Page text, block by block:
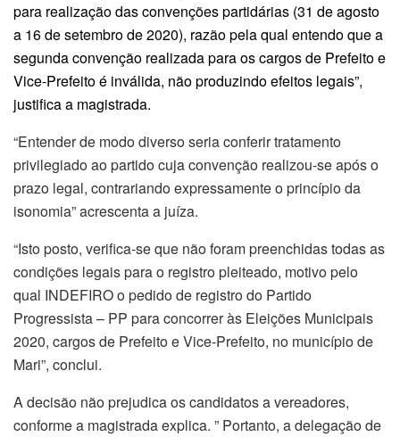
para realização das convenções partidárias (31 de agosto
a 16 de setembrode 2020), razão pela qual entendo quea
segunda convenção realizada para os cargos de Prefeito e
Vice-Prefeito é inválida, não produzindo efeitos legais”,
justifica a magistrada.
“Entender de modo diverso seria conferir tratamento
privilegiado ao partido cuja convenção realizou-se após o
prazo legal, contrariando expressamente o princípio da
isonomia” acrescenta a juíza.
“Isto posto, verifica-se que não foram preenchidas todas as
condições legais para o registro pleiteado, motivo pelo
qual INDEFIRO o pedido de registro do Partido
Progressista – PP para concorrer às Eleições Municipais
2020, cargos de Prefeito e Vice-Prefeito, no município de
Mari”, conclui.
A decisão não prejudica os candidatos a vereadores,
conforme a magistrada explica. ” Portanto, a delegação de